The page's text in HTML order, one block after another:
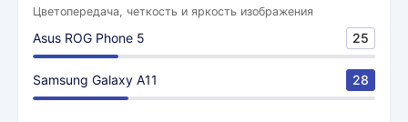
Цветопередача, четкость и яркость изображения
Asus ROG Phone 5 25
Samsung Galaxy A11 28